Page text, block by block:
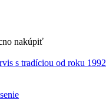
nakúpiť
s tradíciou od roku 1992